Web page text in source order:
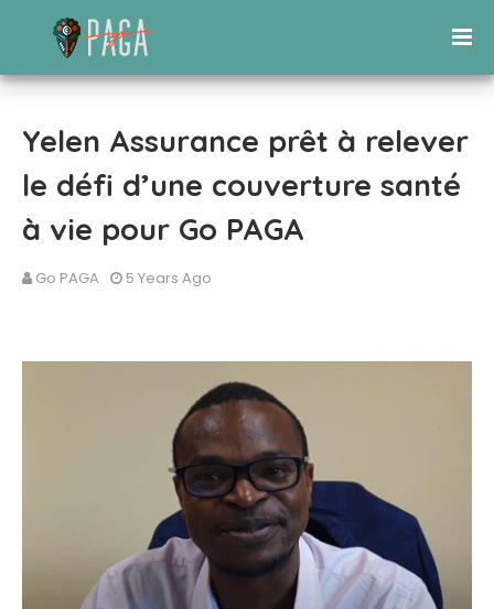
Yelen Assurance prêt à relever
le défi d’une couverture santé
à vie pour Go PAGA
Go PAGA 5 Years Ago